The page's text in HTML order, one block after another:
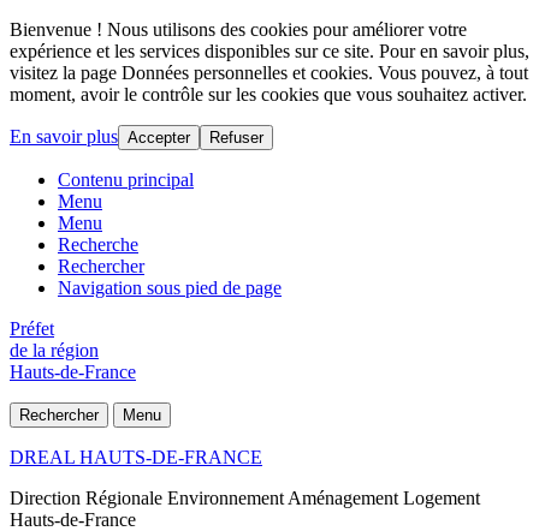
Bienvenue ! Nous utilisons des cookies pour améliorer votre
expérience et les services disponibles sur ce site. Pour en savoir plus,
visitez la page Données personnelles et cookies. Vous pouvez, à tout
moment, avoir le contrôle sur les cookies que vous souhaitez activer.
En savoir plus Accepter Refuser
Contenu principal
Menu
Menu
Recherche
Rechercher
Navigation sous pied de page
Préfet
de la région
Hauts-de-France
Rechercher Menu
DREAL HAUTS-DE-FRANCE
Direction Régionale Environnement Aménagement Logement
Hauts-de-France